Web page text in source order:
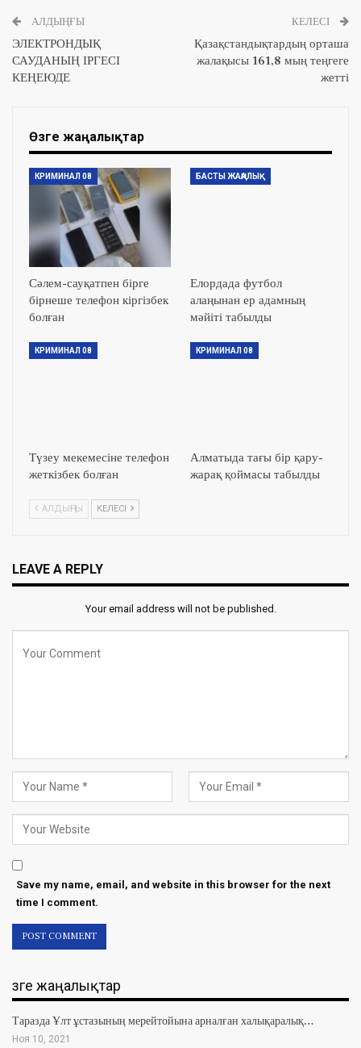
АЛДЫҢҒЫ
ЭЛЕКТРОНДЫҚ
САУДАНЫҢ ІРГЕСІ
КЕҢЕЮДЕ
КЕЛЕСІ
Қазақстандықтардың орташа
жалақысы 161,8 мың теңгеге
жетті
Өзге жаңалықтар
КРИМИНАЛ 08
Сәлем-сауқатпен бірге
бірнеше телефон кіргізбек
болған
БАСТЫ ЖАҢАЛЫҚ
Елордада футбол
алаңынан ер адамның
мәйіті табылды
КРИМИНАЛ 08
Түзеу мекемесіне телефон
жеткізбек болған
КРИМИНАЛ 08
Алматыда тағы бір қару-
жарақ қоймасы табылды
АЛДЫҢҒЫ КЕЛЕСІ
LEAVE A REPLY
Your email address will not be published.
Save my name, email, and website in this browser for the next
time I comment.
Өзге жаңалықтар
Таразда Ұлт ұстазының мерейтойына арналған халықаралық…
Ноя 10, 2021